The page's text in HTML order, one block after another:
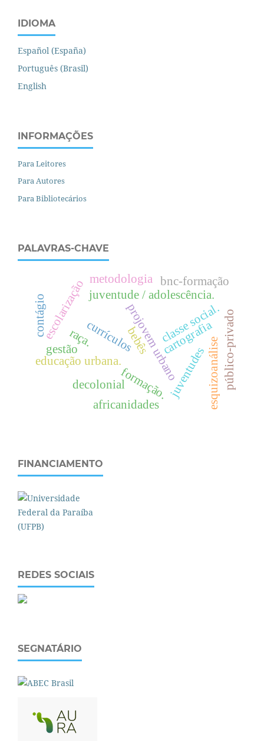
IDIOMA
Español (España)
Português (Brasil)
English
INFORMAÇÕES
Para Leitores
Para Autores
Para Bibliotecários
PALAVRAS-CHAVE
currículosprojovem urbano
juventude / adolescência.
educação urbana.
c
l
a
s
s
e
s
o
c
i
a
l
.
raça.
gestão juventudes
escolarização público-privado
esquizoanálise
formação.
decolonial
bebês
contágio
cartografia
metodologia
africanidades
bnc-formação
FINANCIAMENTO
REDES SOCIAIS
SEGNATÁRIO